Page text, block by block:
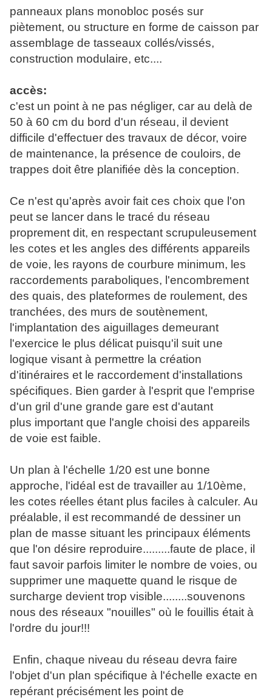
panneaux plans monobloc posés sur
piètement, ou structure en forme de caisson par
assemblage de tasseaux collés/vissés,
construction modulaire, etc....
accès:
c'est un point à ne pas négliger, car au delà de
50 à 60 cm du bord d'un réseau, il devient
difficile d'effectuer des travaux de décor, voire
de maintenance, la présence de couloirs, de
trappes doit être planifiée dès la conception.
Ce n'est qu'après avoir fait ces choix que l'on
peut se lancer dans le tracé du réseau
proprement dit, en respectant scrupuleusement
les cotes et les angles des différents appareils
de voie, les rayons de courbure minimum, les
raccordements paraboliques, l'encombrement
des quais, des plateformes de roulement, des
tranchées, des murs de soutènement,
l'implantation des aiguillages demeurant
l'exercice le plus délicat puisqu'il suit une
logique visant à permettre la création
d'itinéraires et le raccordement d'installations
spécifiques. Bien garder à l'esprit que l'emprise
d'un gril d'une grande gare est d'autant
plus important que l'angle choisi des appareils
de voie est faible.
Un plan à l'échelle 1/20 est une bonne
approche, l'idéal est de travailler au 1/10ème,
les cotes réelles étant plus faciles à calculer. Au
préalable, il est recommandé de dessiner un
plan de masse situant les principaux éléments
que l'on désire reproduire.........faute de place, il
faut savoir parfois limiter le nombre de voies, ou
supprimer une maquette quand le risque de
surcharge devient trop visible........souvenons
nous des réseaux "nouilles" où le fouillis était à
l'ordre du jour!!!
Enfin, chaque niveau du réseau devra faire
l'objet d'un plan spécifique à l'échelle exacte en
repérant précisément les point de